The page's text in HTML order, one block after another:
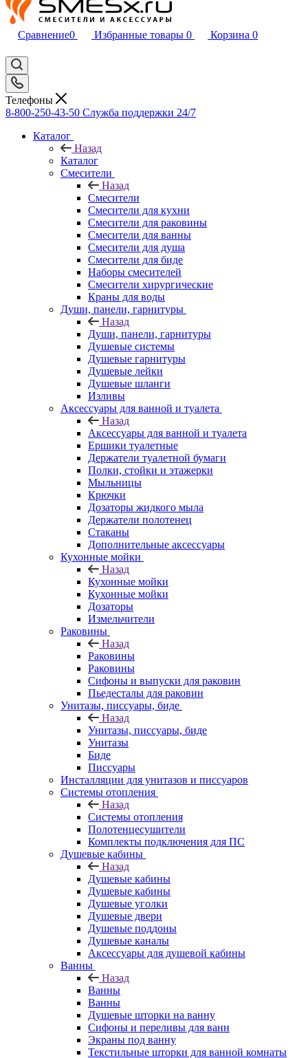
Сравнение0 Избранные товары 0 Корзина 0
Телефоны
8-800-250-43-50 Служба поддержки 24/7
Каталог
Назад
Каталог
Смесители
Назад
Смесители
Смесители для кухни
Смесители для раковины
Смесители для ванны
Смесители для душа
Смесители для биде
Наборы смесителей
Смесители хирургические
Краны для воды
Души, панели, гарнитуры
Назад
Души, панели, гарнитуры
Душевые системы
Душевые гарнитуры
Душевые лейки
Душевые шланги
Изливы
Аксессуары для ванной и туалета
Назад
Аксессуары для ванной и туалета
Ершики туалетные
Держатели туалетной бумаги
Полки, стойки и этажерки
Мыльницы
Крючки
Дозаторы жидкого мыла
Держатели полотенец
Стаканы
Дополнительные аксессуары
Кухонные мойки
Назад
Кухонные мойки
Кухонные мойки
Дозаторы
Измельчители
Раковины
Назад
Раковины
Раковины
Сифоны и выпуски для раковин
Пьедесталы для раковин
Унитазы, писсуары, биде
Назад
Унитазы, писсуары, биде
Унитазы
Биде
Писсуары
Инсталляции для унитазов и писсуаров
Системы отопления
Назад
Системы отопления
Полотенцесушители
Комплекты подключения для ПС
Душевые кабины
Назад
Душевые кабины
Душевые кабины
Душевые уголки
Душевые двери
Душевые поддоны
Душевые каналы
Аксессуары для душевой кабины
Ванны
Назад
Ванны
Ванны
Душевые шторки на ванну
Сифоны и переливы для ванн
Экраны под ванну
Текстильные шторки для ванной комнаты